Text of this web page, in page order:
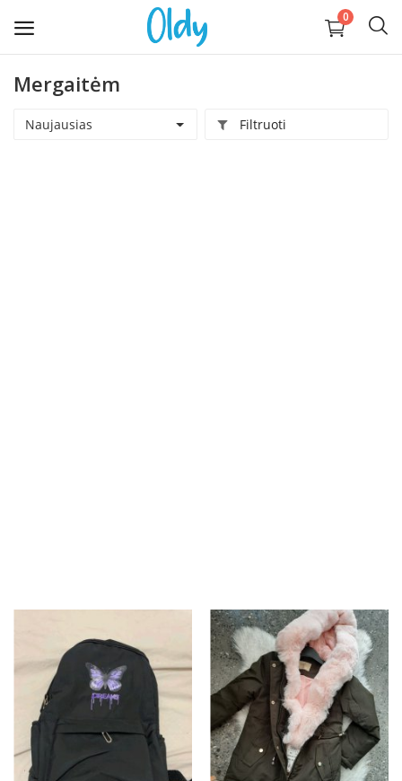
0
Įkelti
Prisijungti
Registruotis
Language
Lietuvių English
Mergaitėm
Naujausias Filtruoti